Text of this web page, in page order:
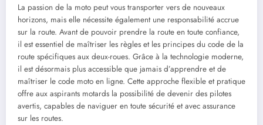
La passion de la moto peut vous transporter vers de nouveaux
horizons, mais elle nécessite également une responsabilité accrue
sur la route. Avant de pouvoir prendre la route en toute confiance,
il est essentiel de maîtriser les règles et les principes du code de la
route spécifiques aux deux-roues. Grâce à la technologie moderne,
il est désormais plus accessible que jamais d’apprendre et de
maîtriser le code moto en ligne. Cette approche flexible et pratique
offre aux aspirants motards la possibilité de devenir des pilotes
avertis, capables de naviguer en toute sécurité et avec assurance
sur les routes.